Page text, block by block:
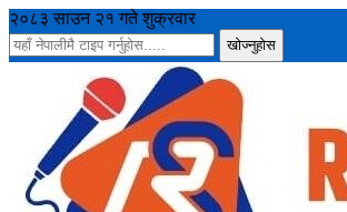
२०८३ साउन २१ गते शुक्रवार